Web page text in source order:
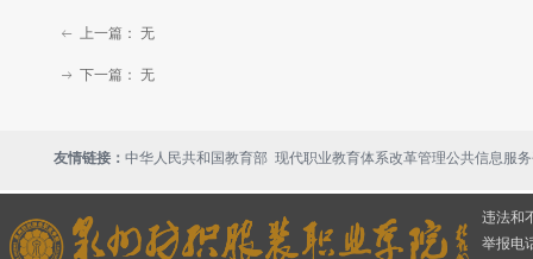
ꂃ 上一篇： 无
ꁹ 下一篇： 无
违法和
举报电
友情链接： 中华人民共和国教育部 现代职业教育体系改革管理公共信息服